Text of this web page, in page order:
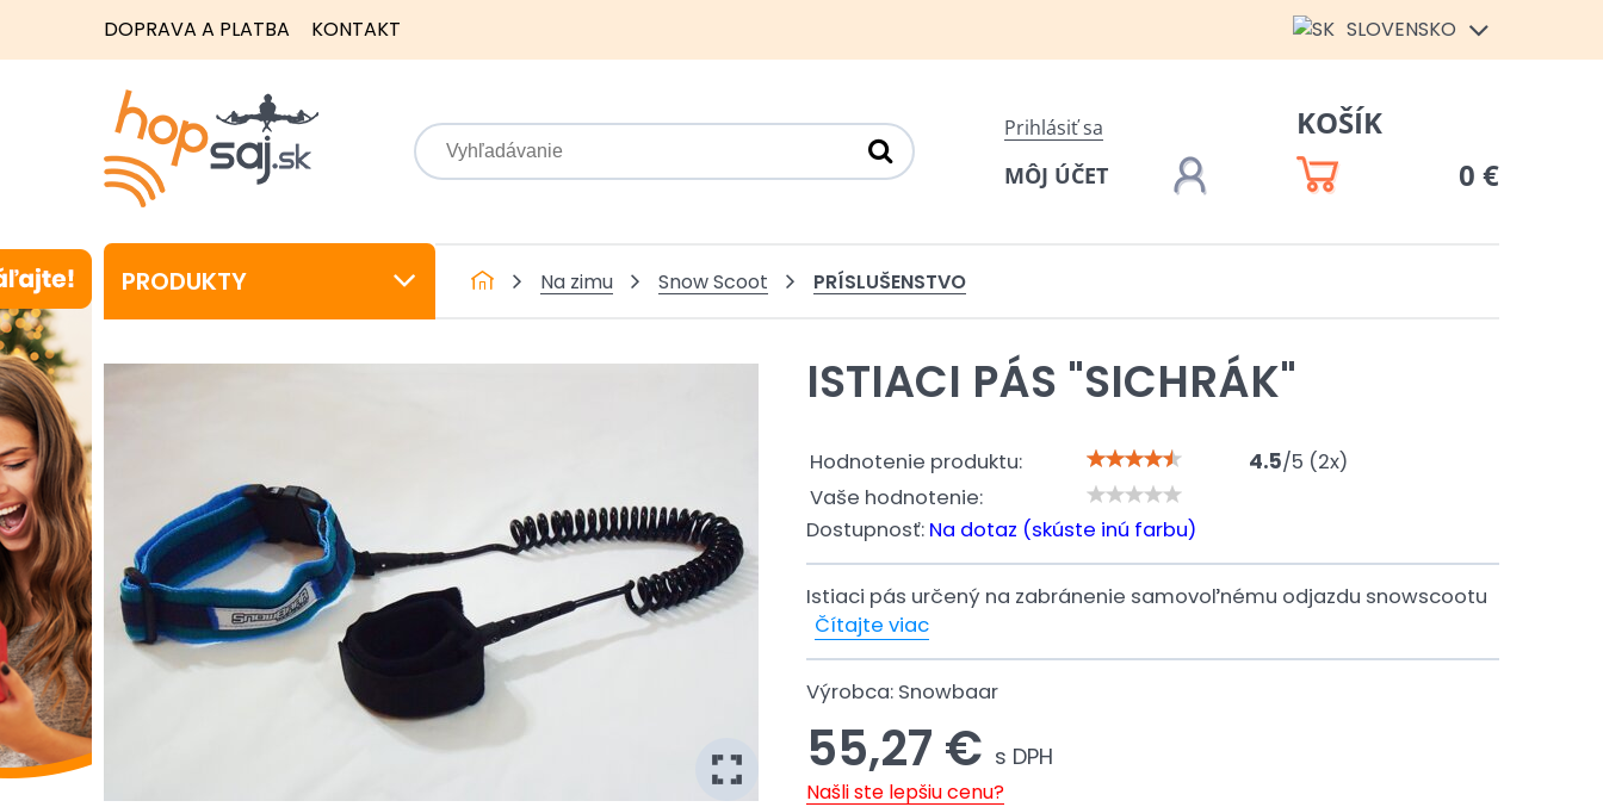
DOPRAVA A PLATBA KONTAKT SLOVENSKO
Prihlásiť sa
MÔJ ÚČET
KOŠÍK
0 €
PRODUKTY Na zimu Snow Scoot PRÍSLUŠENSTVO
ISTIACI PÁS "SICHRÁK"
Hodnotenie produktu: 4.5/5 (2x)
Vaše hodnotenie:
Dostupnosť: Na dotaz (skúste inú farbu)
Istiaci pás určený na zabránenie samovoľnému odjazdu snowscootu
Čítajte viac
Výrobca: Snowbaar
55,27 € s DPH
Našli ste lepšiu cenu?